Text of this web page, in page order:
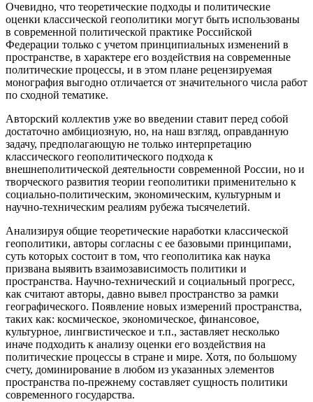
Очевидно, что теоретические подходы и политические
оценки классической геополитики могут быть использованы
в современной политической практике Российской
Федерации только с учетом принципиальных изменений в
пространстве, в характере его воздействия на современные
политические процессы, и в этом плане рецензируемая
монография выгодно отличается от значительного числа работ
по сходной тематике.
Авторский коллектив уже во введении ставит перед собой
достаточно амбициозную, но, на наш взгляд, оправданную
задачу, предполагающую не только интерпретацию
классического геополитического подхода к
внешнеполитической деятельности современной России, но и
творческого развития теории геополитики применительно к
социально-политическим, экономическим, культурным и
научно-техническим реалиям рубежа тысячелетий.
Анализируя общие теоретические наработки классической
геополитики, авторы согласны с ее базовыми принципами,
суть которых состоит в том, что геополитика как наука
призвана выявить взаимозависимость политики и
пространства. Научно-технический и социальный прогресс,
как считают авторы, давно вывел пространство за рамки
географического. Появление новых измерений пространства,
таких как: космическое, экономическое, финансовое,
культурное, лингвистическое и т.п., заставляет несколько
иначе подходить к анализу оценки его воздействия на
политические процессы в стране и мире. Хотя, по большому
счету, доминирование в любом из указанных элементов
пространства по-прежнему составляет сущность политики
современного государства.